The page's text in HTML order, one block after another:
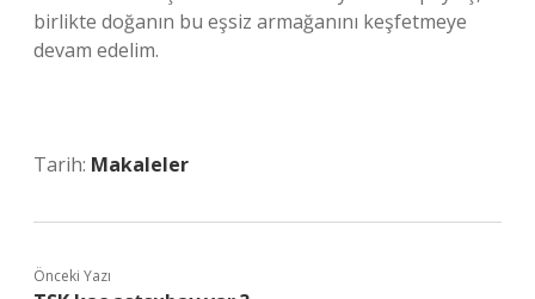
birlikte doğanın bu eşsiz armağanını keşfetmeye
devam edelim.
Tarih: Makaleler
Önceki Yazı